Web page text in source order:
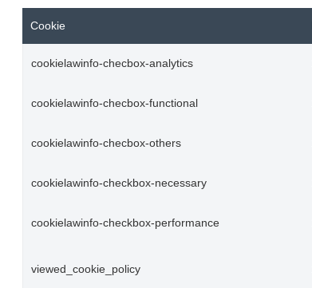
Cookie
cookielawinfo-checbox-analytics
cookielawinfo-checbox-functional
cookielawinfo-checbox-others
cookielawinfo-checkbox-necessary
cookielawinfo-checkbox-performance
viewed_cookie_policy